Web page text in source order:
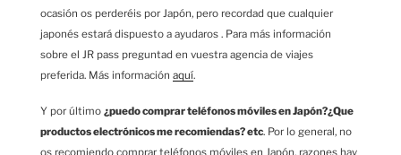
ocasión os perderéis por Japón, pero recordad que cualquier
japonés estará dispuesto a ayudaros . Para más información
sobre el JR pass preguntad en vuestra agencia de viajes
preferida. Más información aquí.
Y por último ¿puedo comprar teléfonos móviles en Japón?¿Que
productos electrónicos me recomiendas? etc. Por lo general, no